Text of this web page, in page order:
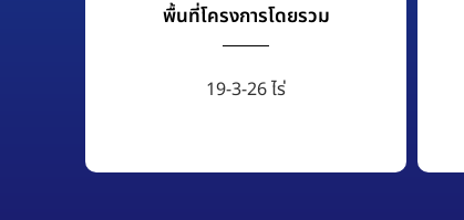
พื้นที่โครงการโดยรวม
19-3-26 ไร่